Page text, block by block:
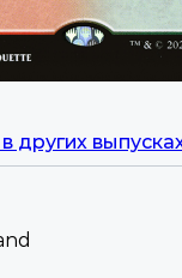
других